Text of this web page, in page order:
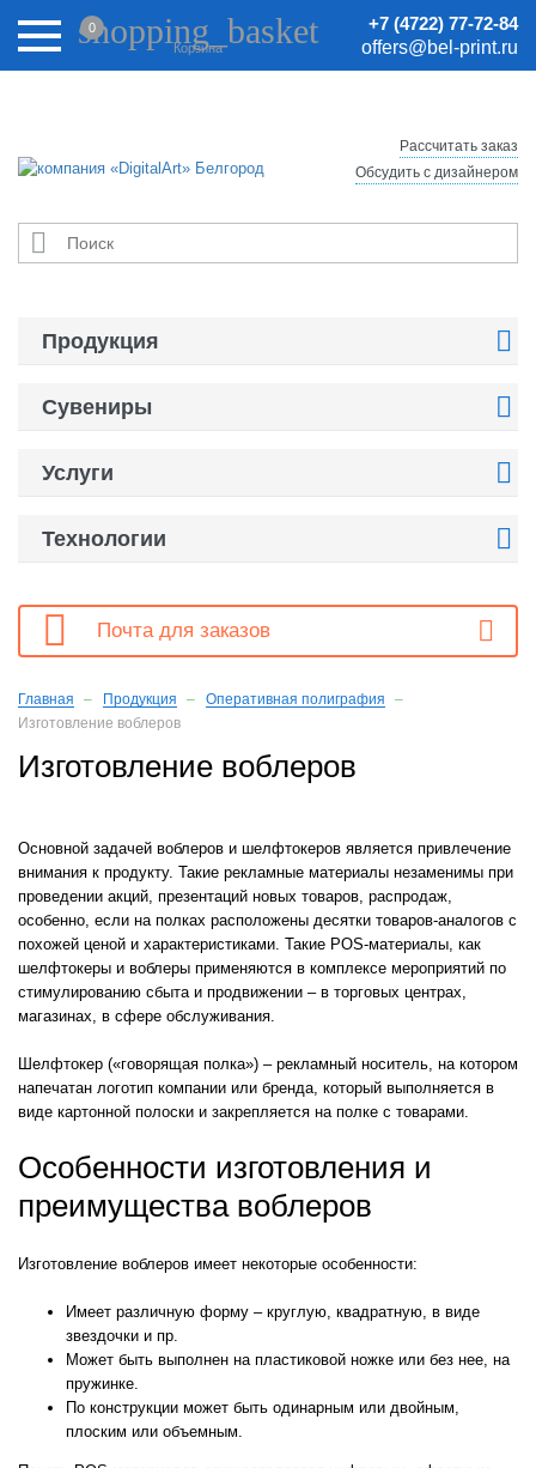
Внимание! Цены на сайте могут быть неактуальными.
Актуальные цены уточняйте у менеджеров.
+7 (4722) 77-72-84
offers@bel-print.ru
shopping_basket
Корзина
0

Рассчитать заказ
Обсудить с дизайнером
Продукция 
Сувениры 
Услуги 
Технологии 
 Почта для заказов
Главная Продукция
Оперативная полиграфия
Изготовление воблеров
Изготовление воблеров
Основной задачей воблеров и шелфтокеров является привлечение
внимания к продукту. Такие рекламные материалы незаменимы при
проведении акций, презентаций новых товаров, распродаж,
особенно, если на полках расположены десятки товаров-аналогов с
похожей ценой и характеристиками. Такие POS-материалы, как
шелфтокеры и воблеры применяются в комплексе мероприятий по
стимулированию сбыта и продвижении – в торговых центрах,
магазинах, в сфере обслуживания.
Шелфтокер («говорящая полка») – рекламный носитель, на котором
напечатан логотип компании или бренда, который выполняется в
виде картонной полоски и закрепляется на полке с товарами.
Особенности изготовления и
преимущества воблеров
Изготовление воблеров имеет некоторые особенности:
Имеет различную форму – круглую, квадратную, в виде
звездочки и пр.
Может быть выполнен на пластиковой ножке или без нее, на
пружинке.
По конструкции может быть одинарным или двойным,
плоским или объемным.